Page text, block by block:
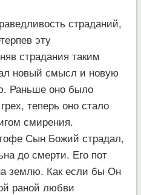
страданий,
эту
страдания таким
новый смысл и новую
Раньше оно было
теперь оно стало
смирения.
Сын Божий страдал,
до смерти. Его пот
землю. Как если бы Он
раной любви